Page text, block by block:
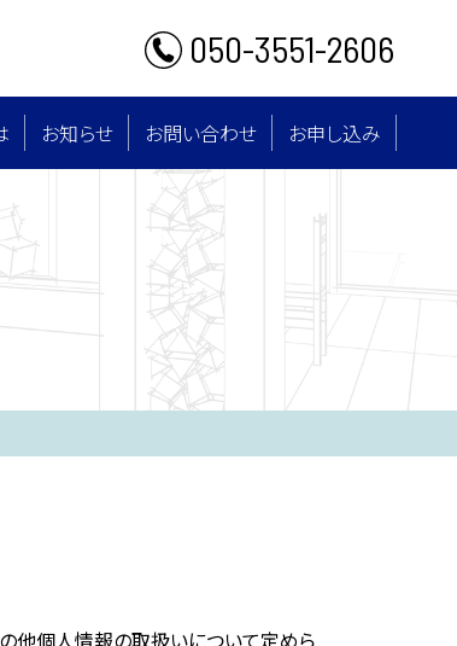
050-3551-2606
お知らせ お問い合わせ お申し込み
他個人情報の取扱いについて定めら